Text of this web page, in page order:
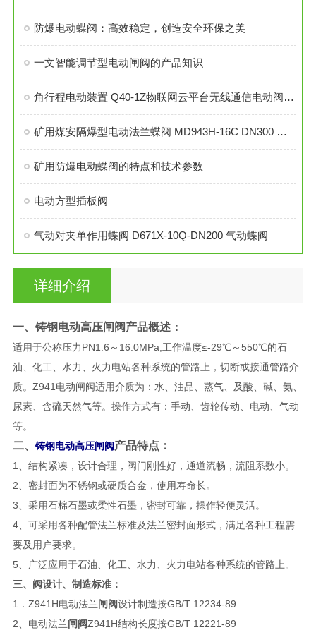
防爆电动蝶阀：高效稳定，创造安全环保之美
一文智能调节型电动闸阀的产品知识
角行程电动装置 Q40-1Z物联网云平台无线通信电动阀用执行器
矿用煤安隔爆型电动法兰蝶阀 MD943H-16C DN300 煤矿用隔爆电动蝶阀
矿用防爆电动蝶阀的特点和技术参数
电动方型插板阀
气动对夹单作用蝶阀 D671X-10Q-DN200 气动蝶阀
详细介绍
一、 铸钢电动高压闸阀产品概述：
适用于公称压力PN1.6～16.0MPa,工作温度≤-29℃～550℃的石
油、化工、水力、火力电站各种系统的管路上，切断或接通管路介
质。Z941电动闸阀适用介质为：水、油品、蒸气、及酸、碱、氨、
尿素、含硫天然气等。操作方式有：手动、齿轮传动、电动、气动
等。
二、 铸钢电动高压闸阀产品特点：
1、结构紧凑，设计合理，阀门刚性好，通道流畅，流阻系数小。
2、密封面为不锈钢或硬质合金，使用寿命长。
3、采用石棉石墨或柔性石墨，密封可靠，操作轻便灵活。
4、可采用各种配管法兰标准及法兰密封面形式，满足各种工程需
要及用户要求。
5、广泛应用于石油、化工、水力、火力电站各种系统的管路上。
三、阀设计、制造标准：
1．Z941H电动法兰闸阀设计制造按GB/T 12234-89
2、电动法兰闸阀Z941H结构长度按GB/T 12221-89